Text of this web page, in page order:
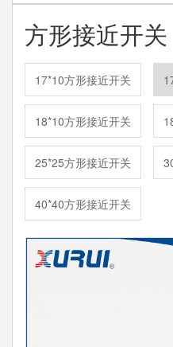
方形接近开关
17*10方形接近开关
18*10方形接近开关
25*25方形接近开关
40*40方形接近开关